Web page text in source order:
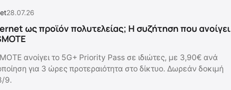
28.07.26
ως προϊόν πολυτελείας; Η συζήτηση που ανοίγει
ανοίγει το 5G+ Priority Pass σε ιδιώτες, με 3,90€ ανά
για 3 ώρες προτεραιότητα στο δίκτυο. Δωρεάν δοκιμή
9.